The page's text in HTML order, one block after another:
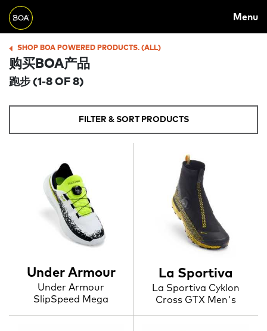
Skip to main content
A
I
A
V
Menu
B
R
D
SHOP BOA POWERED PRODUCTS. (ALL)
购买BOA产品
跑步 (1-8 OF 8)
FILTER & SORT PRODUCTS
Under Armour
Under Armour
SlipSpeed Mega
La Sportiva
La Sportiva Cyklon
Cross GTX Men's